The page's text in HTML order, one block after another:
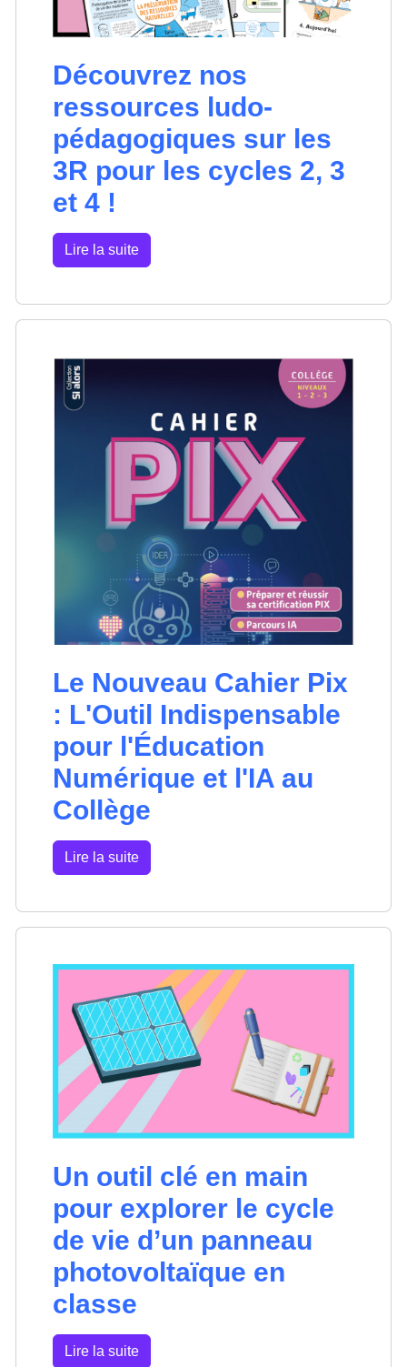
Découvrez nos
ressources ludo-
pédagogiques sur les
3R pour les cycles 2, 3
et 4 !
Lire la suite
Le Nouveau Cahier Pix
: L'Outil Indispensable
pour l'Éducation
Numérique et l'IA au
Collège
Lire la suite
Un outil clé en main
pour explorer le cycle
de vie d’un panneau
photovoltaïque en
classe
Lire la suite